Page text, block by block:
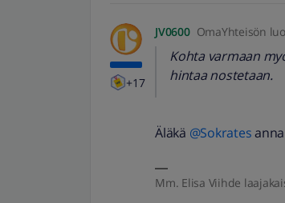
+17
JV0600 OmaYhteisön
Kohta varmaan
hintaa nostetaan.
Äläkä @Sokrates
Mm. Elisa Viihde